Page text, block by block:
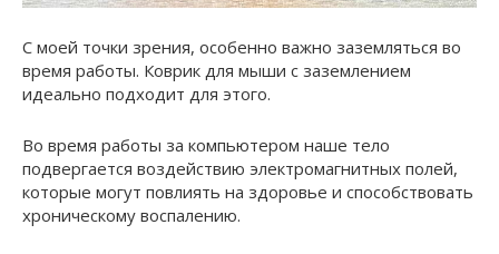
С моей точки зрения, особенно важно заземляться во
время работы. Коврик для мыши с заземлением
идеально подходит для этого.
Во время работы за компьютером наше тело
подвергается воздействию электромагнитных полей,
которые могут повлиять на здоровье и способствовать
хроническому воспалению.